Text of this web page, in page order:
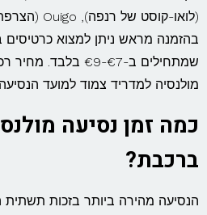
בהזמנה מראש ניתן למצוא כרטיסים
שמתחילים ב-€7-€9
מולנסיה למדריד צמוד למועד הנסיעה יכול
כמה זמן נסיעה
ברכבת?